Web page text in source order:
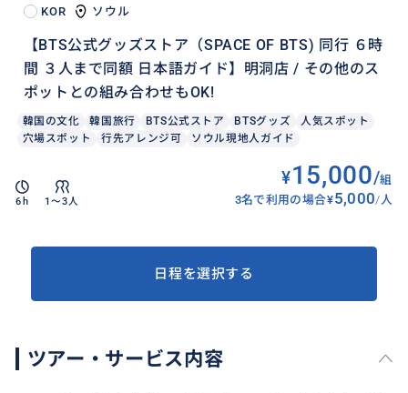
KOR ソウル
【BTS公式グッズストア（SPACE OF BTS) 同行 ６時
間 ３人まで同額 日本語ガイド】明洞店 / その他のス
ポットとの組み合わせもOK!
韓国の文化 韓国旅行 BTS公式ストア BTSグッズ
人気スポット
穴場スポット
行先アレンジ可 ソウル現地人ガイド
6h 1〜3人
¥15,000/組
3名で利用の場合¥5,000/人
日程を選択する
ツアー・サービス内容